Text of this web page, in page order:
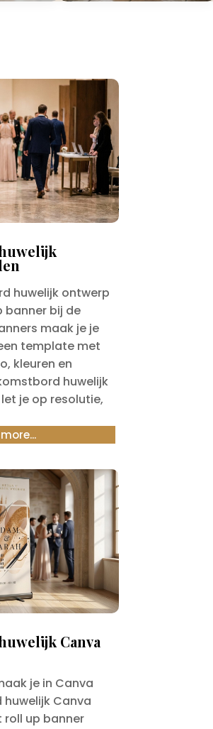
huwelijk ontwerp
banner bij de
maak je je
template met
kleuren en
huwelijk
je op resolutie,
Canva
je in Canva
Canva
up banner